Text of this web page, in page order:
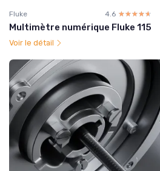
Fluke 4.6 ☆☆☆☆☆
★★★★★
Multimètre numérique Fluke 115
Voir le détail